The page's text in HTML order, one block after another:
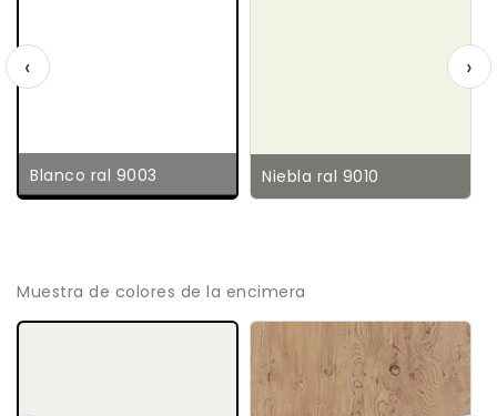
Blanco ral 9003 Niebla ral 9010
‹ ›
Muestra de colores de la encimera